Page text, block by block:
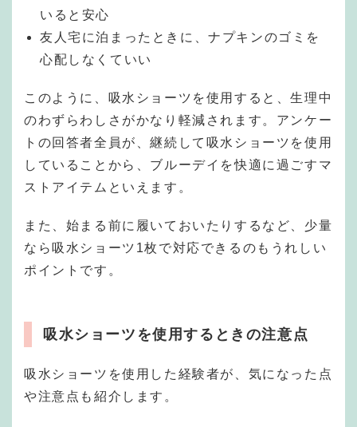
いると安心
友人宅に泊まったときに、ナプキンのゴミを
心配しなくていい
このように、吸水ショーツを使用すると、生理中
のわずらわしさがかなり軽減されます。アンケー
トの回答者全員が、継続して吸水ショーツを使用
していることから、ブルーデイを快適に過ごすマ
ストアイテムといえます。
また、始まる前に履いておいたりするなど、少量
なら吸水ショーツ1枚で対応できるのもうれしい
ポイントです。
吸水ショーツ を使用するときの注意点
吸水ショーツを使用した経験者が、気になった点
や注意点も紹介します。